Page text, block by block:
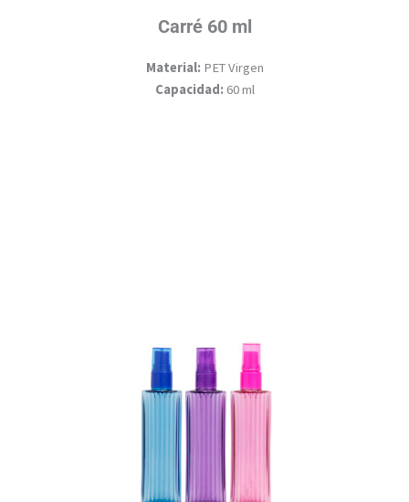
Carré 60 ml
Material: PET Virgen
Capacidad: 60 ml